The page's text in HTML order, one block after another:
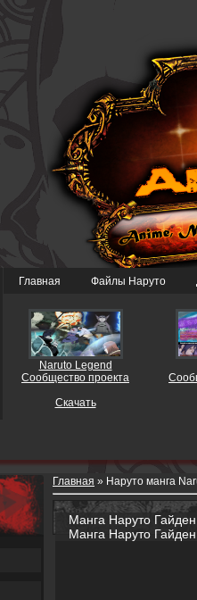
Главная Файлы Наруто
Naruto Legend
Сообщество проекта
Скачать
Главная » Наруто манга
Манга Наруто
Манга Наруто